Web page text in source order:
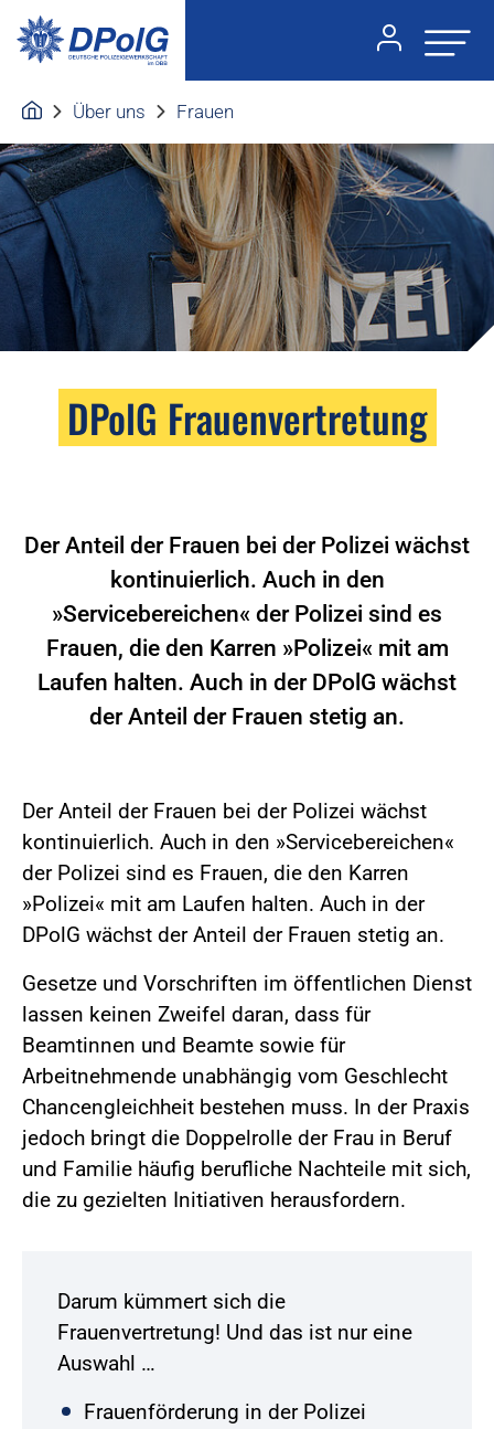
Über uns Frauen
DPolG Frauenvertretung
Der Anteil der Frauen bei der Polizei wächst
kontinuierlich. Auch in den
»Servicebereichen« der Polizei sind es
Frauen, die den Karren »Polizei« mit am
Laufen halten. Auch in der DPolG wächst
der Anteil der Frauen stetig an.
Der Anteil der Frauen bei der Polizei wächst
kontinuierlich. Auch in den »Servicebereichen«
der Polizei sind es Frauen, die den Karren
»Polizei« mit am Laufen halten. Auch in der
DPolG wächst der Anteil der Frauen stetig an.
Gesetze und Vorschriften im öffentlichen Dienst
lassen keinen Zweifel daran, dass für
Beamtinnen und Beamte sowie für
Arbeitnehmende unabhängig vom Geschlecht
Chancengleichheit bestehen muss. In der Praxis
jedoch bringt die Doppelrolle der Frau in Beruf
und Familie häufig berufliche Nachteile mit sich,
die zu gezielten Initiativen herausfordern.
Darum kümmert sich die
Frauenvertretung! Und das ist nur eine
Auswahl …
Frauenförderung in der Polizei